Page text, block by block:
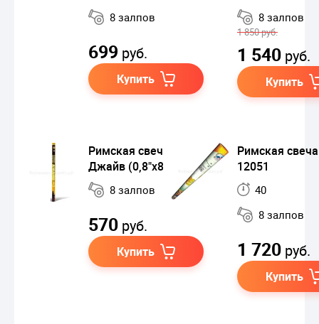
8 залпов
699 руб.
Купить
8 залпов
1 850 руб.
1 540 руб.
Купить
Римская свеча
Джайв (0,8"х8) Piroff
8 залпов
570 руб.
Купить
Римская
12051
40
8 залпов
1 720 руб.
Купить